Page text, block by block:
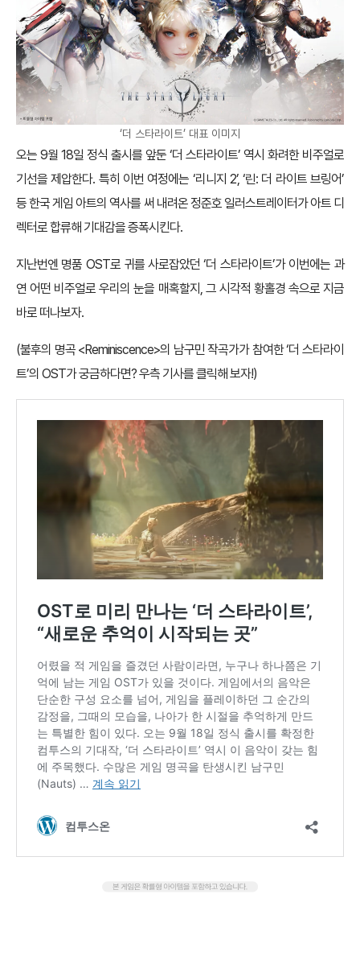
‘더 스타라이트’ 대표 이미지
오는 9월 18일 정식 출시를 앞둔 ‘더 스타라이트’ 역시 화려한 비주얼로
기선을 제압한다. 특히 이번 여정에는 ‘리니지 2’, ‘린: 더 라이트 브링어’
등 한국 게임 아트의 역사를 써 내려온 정준호 일러스트레이터가 아트 디
렉터로 합류해 기대감을 증폭시킨다.
지난번엔 명품 OST로 귀를 사로잡았던 ‘더 스타라이트’가 이번에는 과
연 어떤 비주얼로 우리의 눈을 매혹할지, 그 시각적 황홀경 속으로 지금
바로 떠나보자.
(불후의 명곡 <Reminiscence>의 남구민 작곡가가 참여한 ‘더 스타라이
트’의 OST가 궁금하다면? 우측 기사를 클릭해 보자!)